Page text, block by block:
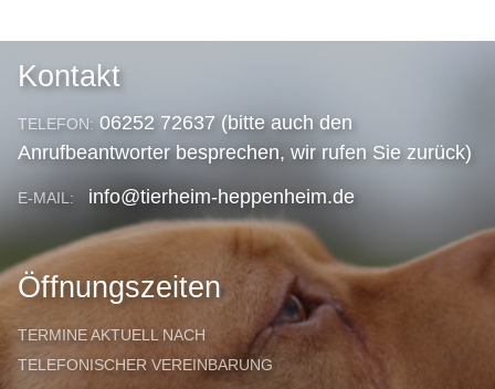
Kontakt
TELEFON: 06252 72637 (bitte auch den
Anrufbeantworter besprechen, wir rufen Sie zurück)
E-MAIL: info@tierheim-heppenheim.de
Öffnungszeiten
TERMINE AKTUELL NACH
TELEFONISCHER VEREINBARUNG